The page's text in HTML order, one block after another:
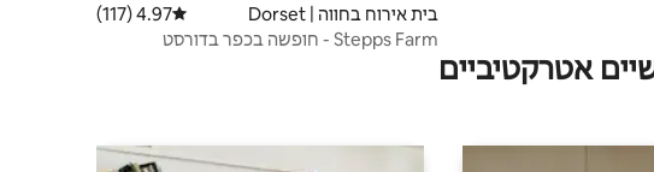
בית אירוח בחווה | Dorset דירוג ממוצע של 4.97 מתוך 5, 117 ביקורות
4.97 (117)
Stepps Farm - חופשה בכפר בדורסט
אטרקטיביים